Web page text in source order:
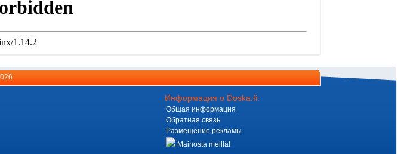
Информация о Doska.fi:
Общая информация
Обратная связь
Размещение рекламы
Mainosta meillä!